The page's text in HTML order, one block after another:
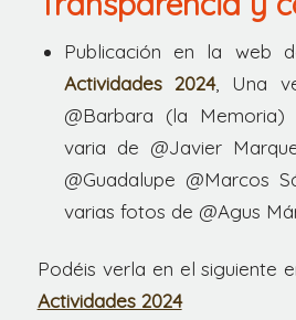
Publicación en la web
Actividades 2024, Una
@Barbara (la
varia de @Javier
@Guadalupe @Marcos
varias fotos de @Agus
Podéis verla en el siguiente
Actividades 2024